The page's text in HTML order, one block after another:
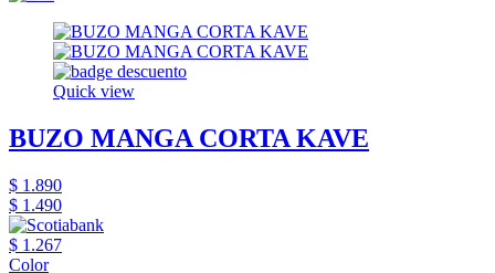
Quick view
BUZO MANGA CORTA KAVE
$ 1.890
$ 1.490
$ 1.267
Color